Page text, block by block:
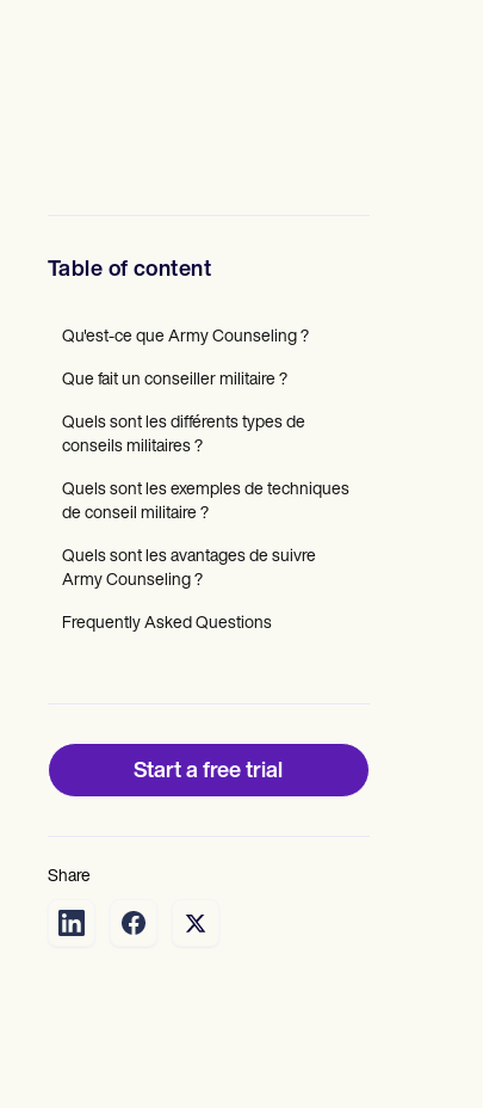
Comparaison
Codes ICD
Procedure Codes
Modèle de note SOAP
Modèle de plan de traitement
Social Work Treatment Plans
DAR Note Template
Help Center
Webinars
Get started
Table of content
Qu'est-ce que Army Counseling ?
Que fait un conseiller militaire ?
Quels sont les différents types de
conseils militaires ?
Quels sont les exemples de techniques
de conseil militaire ?
Quels sont les avantages de suivre
Army Counseling ?
Frequently Asked Questions
Start a free trial
Share